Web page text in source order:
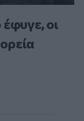
οι